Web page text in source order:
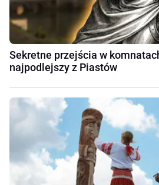
Sekretne przejścia w
najpodlejszy z Piastów